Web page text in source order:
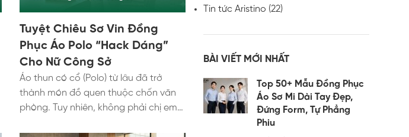
Tuyệt Chiêu Sơ Vin Đồng
Phục Áo Polo “Hack Dáng”
Cho Nữ Công Sở
Áo thun có cổ (Polo) từ lâu đã trở
thành món đồ quen thuộc chốn văn
phòng. Tuy nhiên, không phải chị em
Tin tức Aristino (22)
BÀI VIẾT MỚI NHẤT
Top 50+ Mẫu Đồng Phục
Áo Sơ Mi Dài Tay Đẹp,
Đứng Form, Tự Phẳng
Phiu